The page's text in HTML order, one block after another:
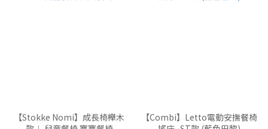
【Stokke Nomi】成長椅櫸木
【Combi】Letto電動安撫餐椅